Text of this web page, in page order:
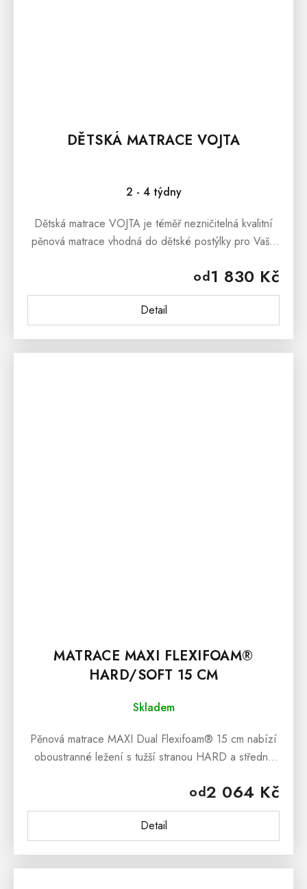
DĚTSKÁ MATRACE VOJTA
2 - 4 týdny
od1 830 Kč
Detail
Dětská matrace VOJTA je téměř nezničitelná kvalitní
pěnová matrace vhodná do dětské postýlky pro Vaše
s monitorem dechu...
MATRACE MAXI FLEXIFOAM®
HARD/SOFT 15 CM
Skladem
od2 064 Kč
Detail
Pěnová matrace MAXI Dual Flexifoam® 15 cm nabízí
oboustranné ležení s tužší stranou HARD a středně
stabilnímu jádru a potahu...